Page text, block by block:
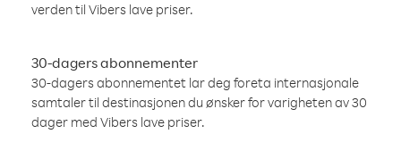
verden til Vibers lave priser.
30-dagers abonnementer
30-dagers abonnementet lar deg foreta internasjonale
samtaler til destinasjonen du ønsker for varigheten av 30
dager med Vibers lave priser.